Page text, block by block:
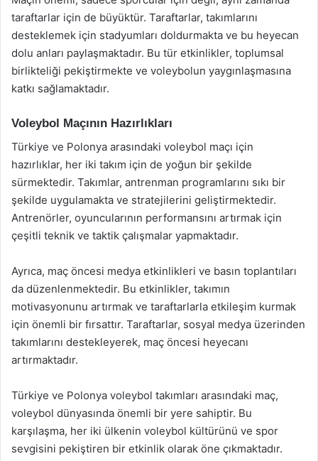
taraftarlar için de büyüktür. Taraftarlar, takımlarını
desteklemek için stadyumları doldurmakta ve bu heyecan
dolu anları paylaşmaktadır. Bu tür etkinlikler, toplumsal
birlikteliği pekiştirmekte ve voleybolun yaygınlaşmasına
katkı sağlamaktadır.
Voleybol Maçının Hazırlıkları
Türkiye ve Polonya arasındaki voleybol maçı için
hazırlıklar, her iki takım için de yoğun bir şekilde
sürmektedir. Takımlar, antrenman programlarını sıkı bir
şekilde uygulamakta ve stratejilerini geliştirmektedir.
Antrenörler, oyuncularının performansını artırmak için
çeşitli teknik ve taktik çalışmalar yapmaktadır.
Ayrıca, maç öncesi medya etkinlikleri ve basın toplantıları
da düzenlenmektedir. Bu etkinlikler, takımın
motivasyonunu artırmak ve taraftarlarla etkileşim kurmak
için önemli bir fırsattır. Taraftarlar, sosyal medya üzerinden
takımlarını destekleyerek, maç öncesi heyecanı
artırmaktadır.
Türkiye ve Polonya voleybol takımları arasındaki maç,
voleybol dünyasında önemli bir yere sahiptir. Bu
karşılaşma, her iki ülkenin voleybol kültürünü ve spor
sevgisini pekiştiren bir etkinlik olarak öne çıkmaktadır.